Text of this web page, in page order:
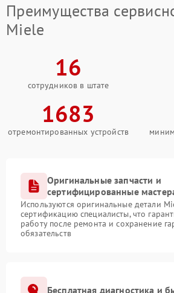
Преимущества
Miele
16
сотрудников в штате
1683
отремонтированных устройств
Оригинальные запчасти и
сертифицированные
Используются оригинальные детали
сертификацию специалисты, что
работу после ремонта и сохранение
обязательств
Бесплатная диагностика и